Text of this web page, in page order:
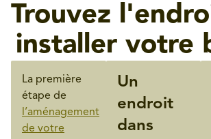
Trouvez
installer votre
La première
étape de
l’aménagement
de votre
Un
endroit
dans